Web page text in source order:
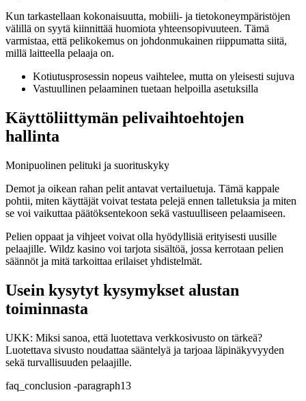
Kun tarkastellaan kokonaisuutta, mobiili- ja tietokoneympäristöjen
välillä on syytä kiinnittää huomiota yhteensopivuuteen. Tämä
varmistaa, että pelikokemus on johdonmukainen riippumatta siitä,
millä laitteella pelaaja on.
Kotiutusprosessin nopeus vaihtelee, mutta on yleisesti sujuva
Vastuullinen pelaaminen tuetaan helpoilla asetuksilla
Käyttöliittymän pelivaihtoehtojen
hallinta
Monipuolinen pelituki ja suorituskyky
Demot ja oikean rahan pelit antavat vertailuetuja. Tämä kappale
pohtii, miten käyttäjät voivat testata pelejä ennen talletuksia ja miten
se voi vaikuttaa päätöksentekoon sekä vastuulliseen pelaamiseen.
Pelien oppaat ja vihjeet voivat olla hyödyllisiä erityisesti uusille
pelaajille. Wildz kasino voi tarjota sisältöä, jossa kerrotaan pelien
säännöt ja mitä tarkoittaa erilaiset yhdistelmät.
Usein kysytyt kysymykset alustan
toiminnasta
UKK: Miksi sanoa, että luotettava verkkosivusto on tärkeä?
Luotettava sivusto noudattaa sääntelyä ja tarjoaa läpinäkyvyyden
sekä turvallisuuden pelaajille.
faq_conclusion -paragraph13